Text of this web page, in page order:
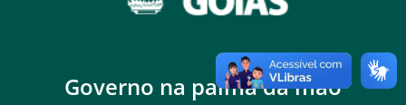
Governo na palma da mão